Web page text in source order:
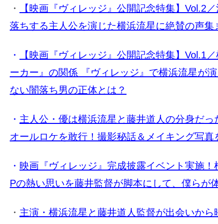
・
【映画『ヴィレッジ』公開記念特集】Vol.2
落ちする主人公を演じた横浜流星に絶賛の声集
・
【映画『ヴィレッジ』公開記念特集】Vol.1
ーカー』の関係 『ヴィレッジ』で横浜流星が
ない闇落ち男の正体とは？
・ 主人公・優は横浜流星と藤井道人の分身だ
オールロケを敢行！撮影秘話＆メイキング写真
・ 映画『ヴィレッジ』完成披露イベント実施
Pの熱い思いを藤井監督が脚本にして、僕らが
・ 主演・横浜流星と藤井道人監督が出会いか